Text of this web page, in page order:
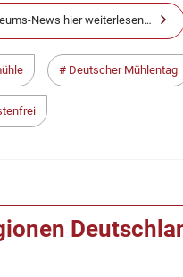
News hier weiterlesen…
Deutscher Mühlentag